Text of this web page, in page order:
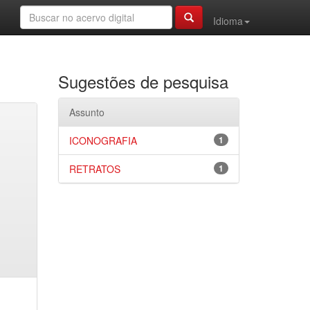
Idioma
Sugestões de pesquisa
Assunto
1
ICONOGRAFIA
1
RETRATOS